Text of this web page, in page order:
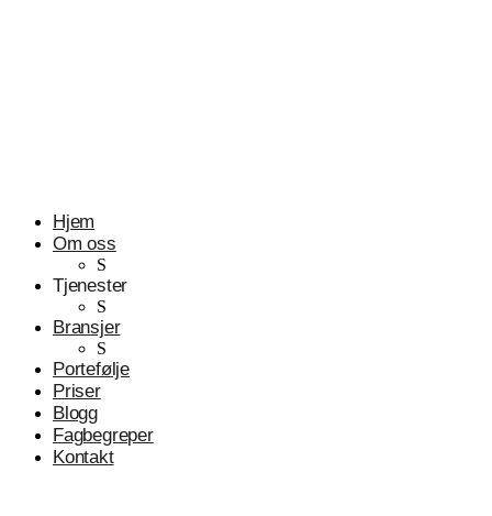
Hjem
Om oss
S
Tjenester
S
Bransjer
S
Portefølje
Priser
Blogg
Fagbegreper
Kontakt